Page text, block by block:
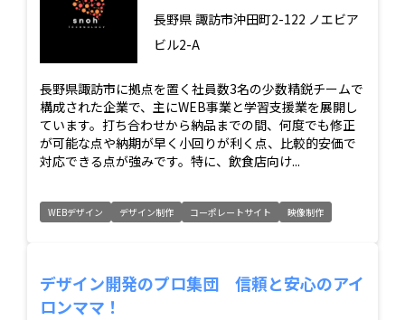
長野県 諏訪市沖田町2-122 ノエビア
ビル2-A
長野県諏訪市に拠点を置く社員数3名の少数精鋭チームで
構成された企業で、主にWEB事業と学習支援業を展開し
ています。打ち合わせから納品までの間、何度でも修正
が可能な点や納期が早く小回りが利く点、比較的安価で
対応できる点が強みです。特に、飲食店向け...
WEBデザイン デザイン制作 コーポレートサイト 映像制作
デザイン開発のプロ集団 信頼と安心のアイ
ロンママ！